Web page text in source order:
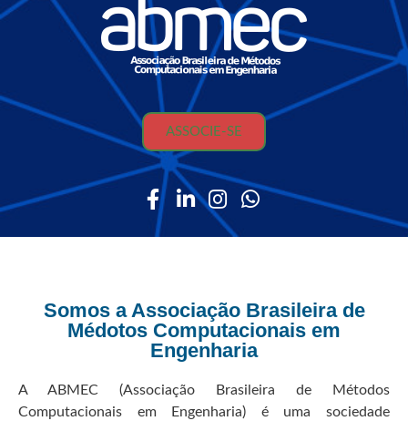
ASSOCIE-SE
Somos a Associação Brasileira de
Médotos Computacionais em
Engenharia
A ABMEC (Associação Brasileira de Métodos
Computacionais em Engenharia) é uma sociedade